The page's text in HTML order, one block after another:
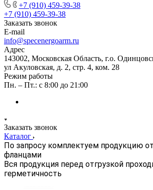
+7 (910) 459-39-38
+7 (910) 459-39-38
Заказать звонок
E-mail
info@specenergoarm.ru
Адрес
143002, Московская Область, г.о.
ул Акуловская, д. 2, стр. 4, ком. 28
Режим работы
Пн. – Пт.: с 8:00 до 21:00
Заказать звонок
Каталог
По запросу комплектуем продукцию
фланцами
Вся продукция перед отгрузкой
герметичность